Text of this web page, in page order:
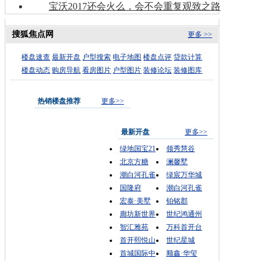
宝沃2017还会火么，会不会重复观致之路
更多 >>
搜狐焦点网
楼盘速查 最新开盘 户型搜索 电子地图 楼盘点评 贷款计算
楼盘动态 购房导航 看房图片 户型图片 装修论坛 装修图库
热销楼盘推荐 更多>>
最新开盘
更多>>
绿地国宝21
领秀慧谷
北京方糖
澜馨墅
潮白河孔雀
绿宸万华城
国隆府
潮白河孔雀
宏泰·美墅
铂铭郡
廊坊新世界
世纪鸿通州
智汇雅苑
万科首开台
首开熙悦山
世纪星城
首城国际中
顺鑫·华玺